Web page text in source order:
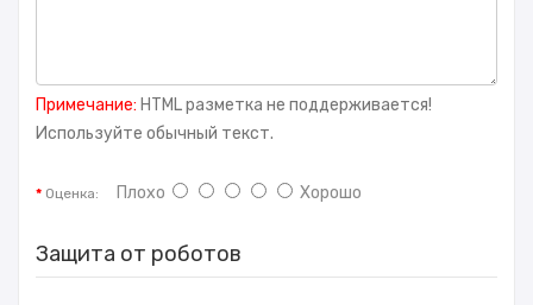
Примечание: HTML разметка не поддерживается!
Используйте обычный текст.
Оценка: Плохо Хорошо
Защита от роботов